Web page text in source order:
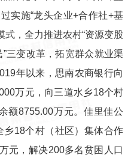
实施“龙头企业+合作社+基
式，全力推进农村“资源变股
三变改革，拓宽群众就业渠
年以来，思南农商银行向
万元，向三道水乡18个村
额8755.00万元。佳里佳公
18个村（社区）集体合作
元，解决200多名贫困人口